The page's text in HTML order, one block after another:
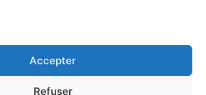
Accepter
Refuser